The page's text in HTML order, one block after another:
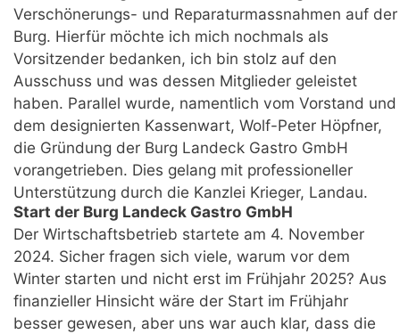
Verschönerungs- und Reparaturmassnahmen auf der
Burg. Hierfür möchte ich mich nochmals als
Vorsitzender bedanken, ich bin stolz auf den
Ausschuss und was dessen Mitglieder geleistet
haben. Parallel wurde, namentlich vom Vorstand und
dem designierten Kassenwart, Wolf-Peter Höpfner,
die Gründung der Burg Landeck Gastro GmbH
vorangetrieben. Dies gelang mit professioneller
Unterstützung durch die Kanzlei Krieger, Landau.
Start der Burg Landeck Gastro GmbH
Der Wirtschaftsbetrieb startete am 4. November
2024. Sicher fragen sich viele, warum vor dem
Winter starten und nicht erst im Frühjahr 2025? Aus
finanzieller Hinsicht wäre der Start im Frühjahr
besser gewesen, aber uns war auch klar, dass die